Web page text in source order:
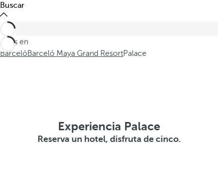
Buscar
Estás en
BarcelóBarceló Maya Grand ResortPalace
Experiencia Palace
Reserva un hotel, disfruta de cinco.